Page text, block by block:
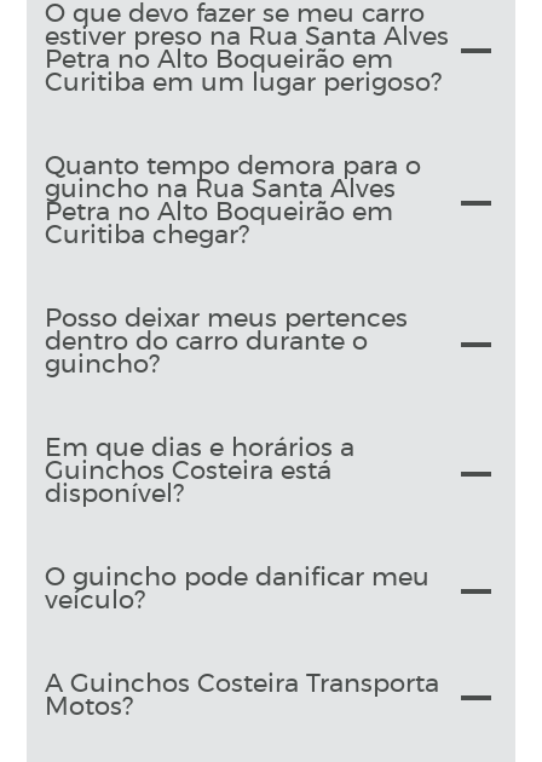
O que devo fazer se meu carro
estiver preso na Rua Santa Alves
Petra no Alto Boqueirão em
Curitiba em um lugar perigoso?
Quanto tempo demora para o
guincho na Rua Santa Alves
Petra no Alto Boqueirão em
Curitiba chegar?
Posso deixar meus pertences
dentro do carro durante o
guincho?
Em que dias e horários a
Guinchos Costeira está
disponível?
O guincho pode danificar meu
veículo?
A Guinchos Costeira Transporta
Motos?